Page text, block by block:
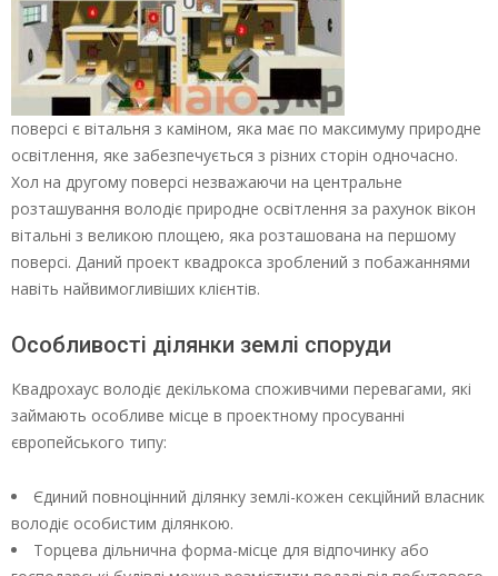
поверсі є вітальня з каміном, яка має по максимуму природне
освітлення, яке забезпечується з різних сторін одночасно.
Хол на другому поверсі незважаючи на центральне
розташування володіє природне освітлення за рахунок вікон
вітальні з великою площею, яка розташована на першому
поверсі. Даний проект квадрокса зроблений з побажаннями
навіть найвимогливіших клієнтів.
Особливості ділянки землі споруди
Квадрохаус володіє декількома споживчими перевагами, які
займають особливе місце в проектному просуванні
європейського типу:
Єдиний повноцінний ділянку землі-кожен секційний власник
володіє особистим ділянкою.
Торцева дільнична форма-місце для відпочинку або